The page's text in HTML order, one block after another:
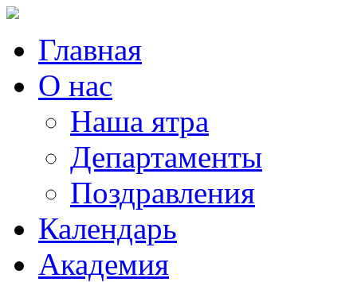
Главная
О нас
Наша ятра
Департаменты
Поздравления
Календарь
Академия